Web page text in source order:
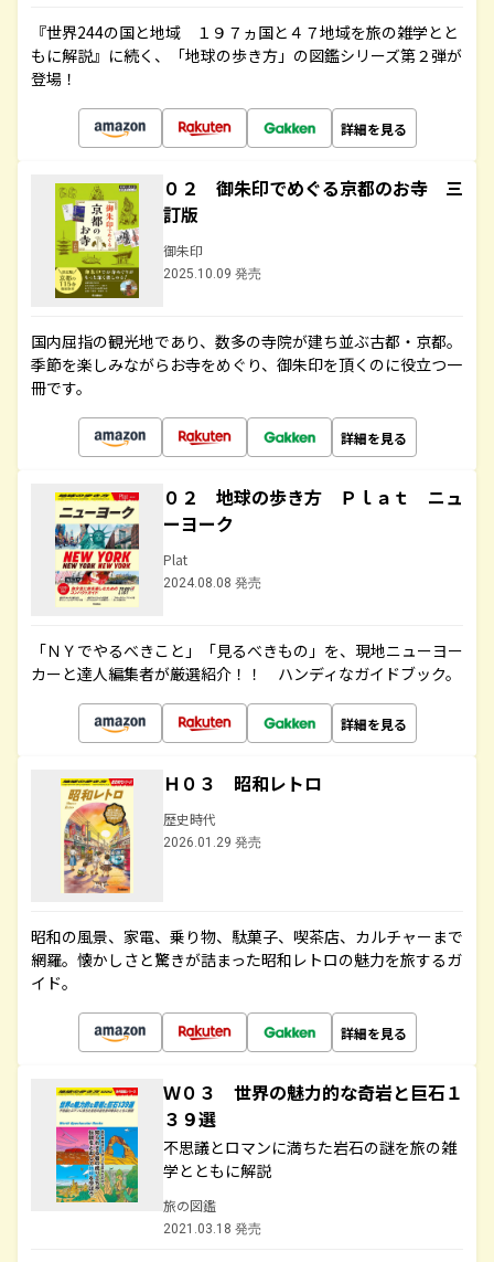
『世界244の国と地域 １９７ヵ国と４７地域を旅の雑学とと
もに解説』に続く、「地球の歩き方」の図鑑シリーズ第２弾が
登場！
詳細を見る
０２ 御朱印でめぐる京都のお寺 三
訂版
御朱印
2025.10.09 発売
国内屈指の観光地であり、数多の寺院が建ち並ぶ古都・京都。
季節を楽しみながらお寺をめぐり、御朱印を頂くのに役立つ一
冊です。
詳細を見る
０２ 地球の歩き方 Ｐｌａｔ ニュ
ーヨーク
Plat
2024.08.08 発売
「ＮＹでやるべきこと」「見るべきもの」を、現地ニューヨー
カーと達人編集者が厳選紹介！！ ハンディなガイドブック。
詳細を見る
Ｈ０３ 昭和レトロ
歴史時代
2026.01.29 発売
昭和の風景、家電、乗り物、駄菓子、喫茶店、カルチャーまで
網羅。懐かしさと驚きが詰まった昭和レトロの魅力を旅するガ
イド。
詳細を見る
Ｗ０３ 世界の魅力的な奇岩と巨石１
３９選
不思議とロマンに満ちた岩石の謎を旅の雑
学とともに解説
旅の図鑑
2021.03.18 発売